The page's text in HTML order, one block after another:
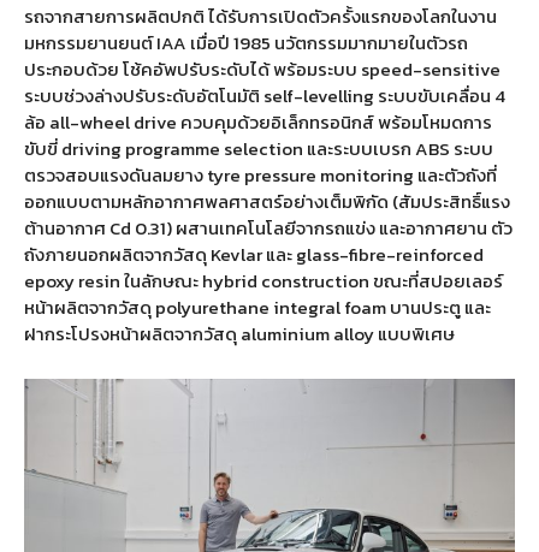
รถจากสายการผลิตปกติ ได้รับการเปิดตัวครั้งแรกของโลกในงาน
มหกรรมยานยนต์ IAA เมื่อปี 1985 นวัตกรรมมากมายในตัวรถ
ประกอบด้วย โช้คอัพปรับระดับได้ พร้อมระบบ speed-sensitive
ระบบช่วงล่างปรับระดับอัตโนมัติ self-levelling ระบบขับเคลื่อน 4
ล้อ all-wheel drive ควบคุมด้วยอิเล็กทรอนิกส์ พร้อมโหมดการ
ขับขี่ driving programme selection และระบบเบรก ABS ระบบ
ตรวจสอบแรงดันลมยาง tyre pressure monitoring และตัวถังที่
ออกแบบตามหลักอากาศพลศาสตร์อย่างเต็มพิกัด (สัมประสิทธิ์แรง
ต้านอากาศ Cd 0.31) ผสานเทคโนโลยีจากรถแข่ง และอากาศยาน ตัว
ถังภายนอกผลิตจากวัสดุ Kevlar และ glass-fibre-reinforced
epoxy resin ในลักษณะ hybrid construction ขณะที่สปอยเลอร์
หน้าผลิตจากวัสดุ polyurethane integral foam บานประตู และ
ฝากระโปรงหน้าผลิตจากวัสดุ aluminium alloy แบบพิเศษ